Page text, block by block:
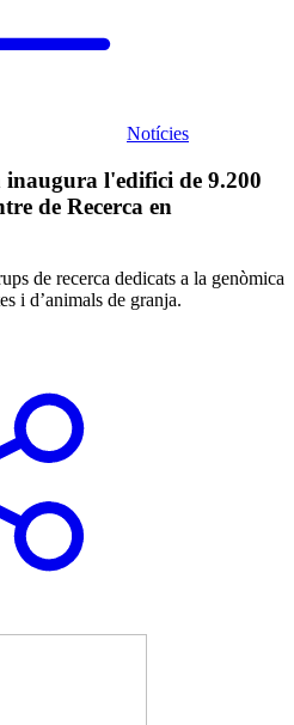
Notícies
l'edifici de 9.200
de Recerca en
de recerca dedicats a la genòmica
i d’animals de granja.